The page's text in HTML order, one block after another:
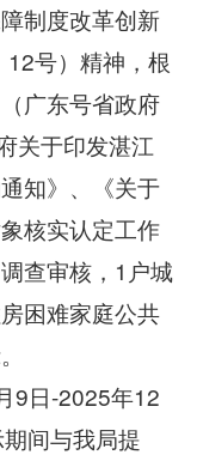
制度改革创新
号）精神，根
广东号省政府
关于印发湛江
知》、《关于
核实认定工作
查审核，1户城
困难家庭公共
日-2025年12
间与我局提